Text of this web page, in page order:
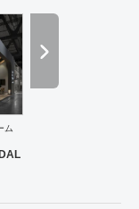
https://old-kan.jp
old_kan_/?hl=ja
京都渋谷区神宮前
ム